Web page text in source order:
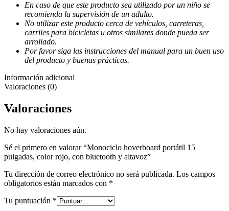
En caso de que este producto sea utilizado por un niño se
recomienda la supervisión de un adulto.
No utilizar este producto cerca de vehículos, carreteras,
carriles para bicicletas u otros similares donde pueda ser
arrollado.
Por favor siga las instrucciones del manual para un buen uso
del producto y buenas prácticas.
Información adicional
Valoraciones (0)
Valoraciones
No hay valoraciones aún.
Sé el primero en valorar “Monociclo hoverboard portátil 15
pulgadas, color rojo, con bluetooth y altavoz”
Tu dirección de correo electrónico no será publicada. Los campos
obligatorios están marcados con *
Tu puntuación *